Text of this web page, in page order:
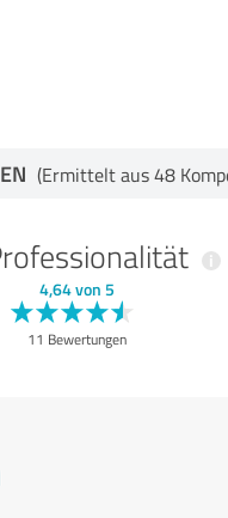
(Ermittelt aus 48
4,64 von 5
11 Bewertungen